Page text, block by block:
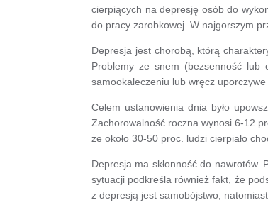
cierpiących na depresję osób do
do pracy zarobkowej. W najgorszym
Depresja jest chorobą, którą
Problemy ze snem (bezsenność lub
samookaleczeniu lub wręcz
Celem ustanowienia dnia było
Zachorowalność roczna wynosi 6-12
że około 30-50 proc. ludzi cierpiało
Depresja ma skłonność do
sytuacji podkreśla również fakt, że
z depresją jest samobójstwo,